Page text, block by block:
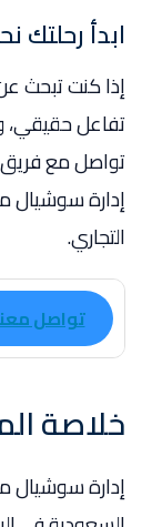
ابدأ رحلتك
إذا كنت تبحث
تفاعل حقيقي،
تواصل مع فريق
إدارة سوشيال
التجاري.
تواصل
خلاصة
إدارة سوشيال